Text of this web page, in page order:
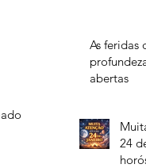
As feridas
abertas
24